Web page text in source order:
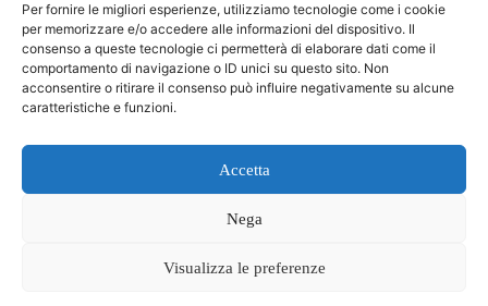
Per fornire le migliori esperienze, utilizziamo tecnologie come i cookie
per memorizzare e/o accedere alle informazioni del dispositivo. Il
consenso a queste tecnologie ci permetterà di elaborare dati come il
comportamento di navigazione o ID unici su questo sito. Non
acconsentire o ritirare il consenso può influire negativamente su alcune
caratteristiche e funzioni.
Accetta
Nega
Visualizza le preferenze
FAQ